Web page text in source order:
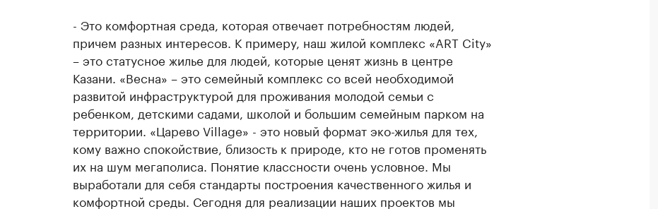
- Это комфортная среда, которая отвечает потребностям людей,
причем разных интересов. К примеру, наш жилой комплекс «ART City»
– это статусное жилье для людей, которые ценят жизнь в центре
Казани. «Весна» – это семейный комплекс со всей необходимой
развитой инфраструктурой для проживания молодой семьи с
ребенком, детскими садами, школой и большим семейным парком на
территории. «Царево Village» - это новый формат эко-жилья для тех,
кому важно спокойствие, близость к природе, кто не готов променять
их на шум мегаполиса. Понятие классности очень условное. Мы
выработали для себя стандарты построения качественного жилья и
комфортной среды. Сегодня для реализации наших проектов мы